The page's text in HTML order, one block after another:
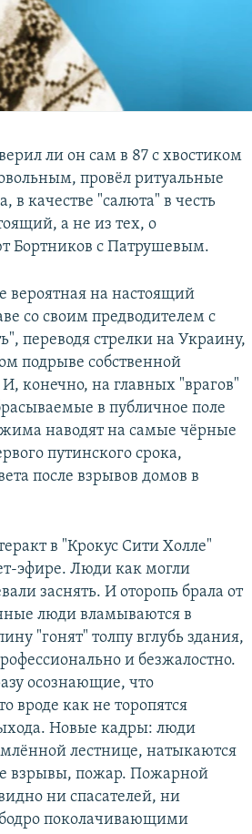
ли он сам в 87 с хвостиком
провёл ритуальные
в качестве "салюта" в честь
а не из тех, о
Бортников с Патрушевым.
на настоящий
со своим предводителем с
переводя стрелки на Украину,
подрыве собственной
конечно, на главных "врагов"
в публичное поле
наводят на самые чёрные
путинского срока,
после взрывов домов в
в "Крокус Сити Холле"
эфире. Люди как могли
заснять. И оторопь брала от
люди вламываются в
"гонят" толпу вглубь здания,
и безжалостно.
осознающие, что
вроде как не торопятся
Новые кадры: люди
лестнице, натыкаются
взрывы, пожар. Пожарной
ни спасателей, ни
поколачивающими